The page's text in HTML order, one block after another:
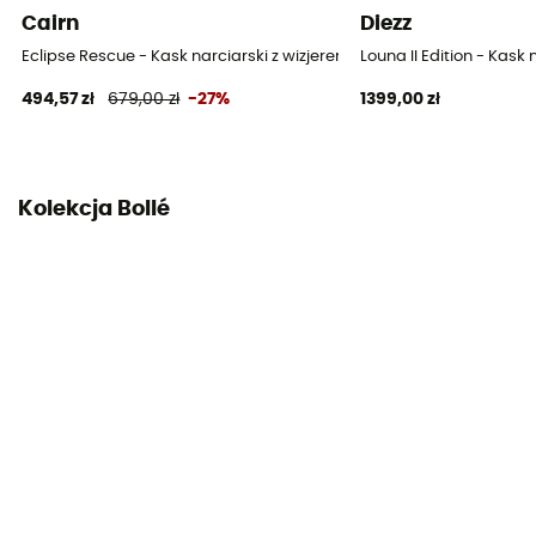
Cairn
Eclipse Rescue - Kask narciarski z wizjerem
494,57 zł 679,00 zł -27%
Diezz
Louna II Edition - Kask
1399,00 zł
Kolekcja Bollé